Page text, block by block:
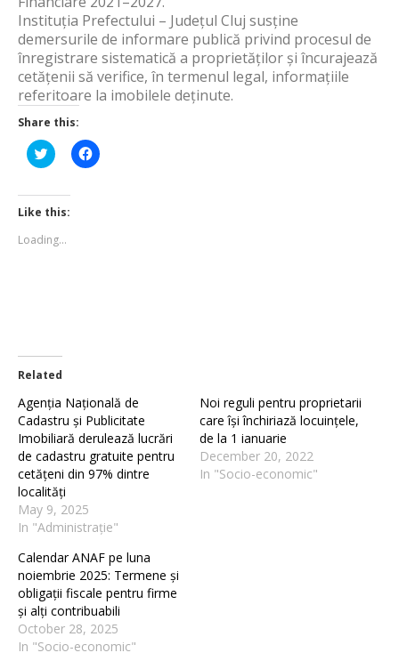
Instituția Prefectului – Județul Cluj susține
demersurile de informare publică privind procesul de
înregistrare sistematică a proprietăților și încurajează
cetățenii să verifice, în termenul legal, informațiile
referitoare la imobilele deținute.
Share this:
Click
to
Twitter
(Opens
in
window)
Click
to
Like this:
Loading...
Related
Agenția Națională de
Cadastru și Publicitate
Imobiliară derulează lucrări
de cadastru gratuite pentru
cetățeni din 97% dintre
localități
May 9, 2025
In "Administrație"
Noi reguli pentru proprietarii
care își închiriază locuințele,
de la 1 ianuarie
December 20, 2022
In "Socio-economic"
Calendar ANAF pe luna
noiembrie 2025: Termene și
obligații fiscale pentru firme
și alți contribuabili
October 28, 2025
In "Socio-economic"